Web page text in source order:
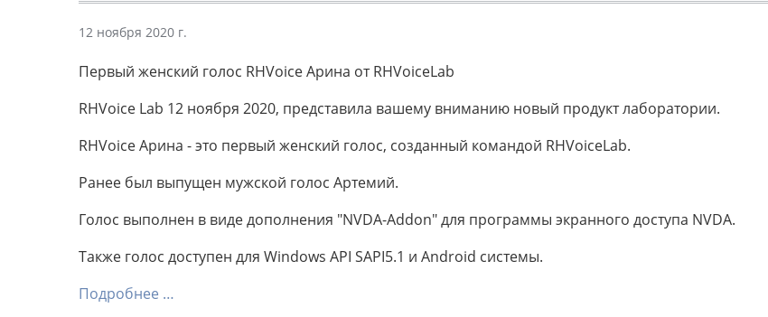
12 ноября 2020 г.
Первый женский голос RHVoice Арина от RHVoiceLab
RHVoice Lab 12 ноября 2020, представила вашему вниманию новый продукт лаборатории.
RHVoice Арина - это первый женский голос, созданный командой RHVoiceLab.
Ранее был выпущен мужской голос Артемий.
Голос выполнен в виде дополнения "NVDA-Addon" для программы экранного доступа NVDA.
Также голос доступен для Windows API SAPI5.1 и Android системы.
Подробнее …